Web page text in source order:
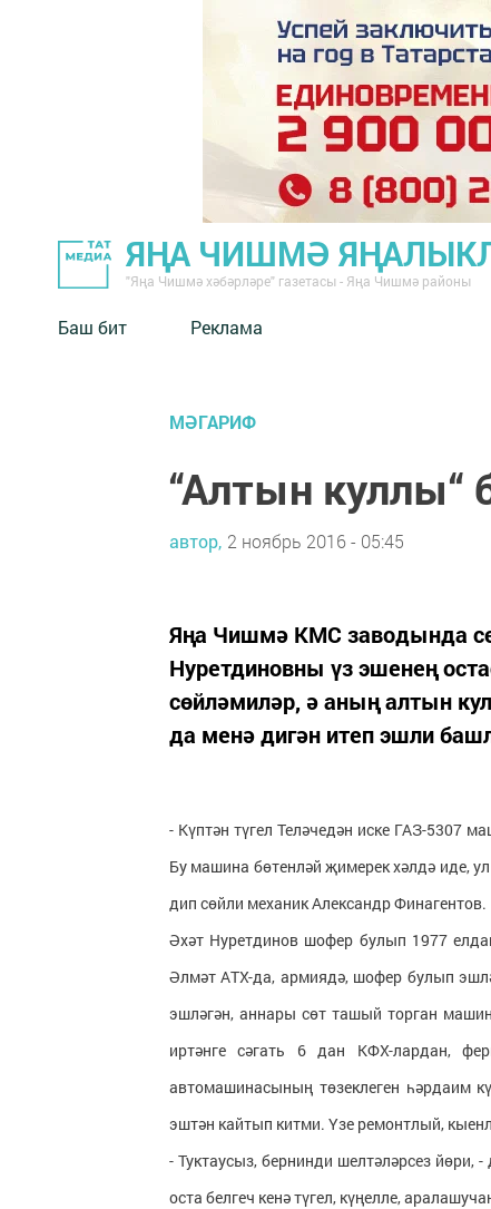
ЯҢА ЧИШМӘ
"Яңа Чишмә хәбәрләре" газетасы - Яңа Чишмә районы
Баш бит Реклама
МӘГАРИФ
“Алтын куллы“
автор, 2 ноябрь 2016 - 05:45
Яңа Чишмә КМС заводында
Нуретдиновны үз эшенең
сөйләмиләр, ә аның алтын
да менә дигән итеп эшли
- Күптән түгел Теләчедән иске ГАЗ-5307
Бу машина бөтенләй җимерек хәлдә иде,
дип сөйли механик Александр Финагентов.
Әхәт Нуретдинов шофер булып 1977
Әлмәт АТХ-да, армиядә, шофер булып
эшләгән, аннары сөт ташый торган
иртәнге сәгать 6 дан КФХ-лардан,
автомашинасының төзеклеген һәрдаим
эштән кайтып китми. Үзе ремонтлый,
- Туктаусыз, бернинди шелтәләрсез
оста белгеч кенә түгел, күңелле,